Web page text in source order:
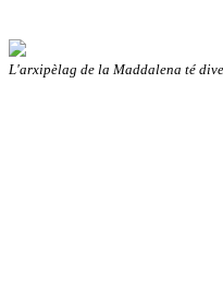
L'arxipèlag de la Maddalena té